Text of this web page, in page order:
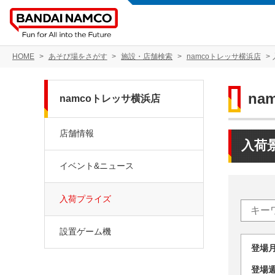
HOME あそび場をさがす 施設・店舗検索 namcoトレッサ横浜店
入荷
登
登
namcoトレッサ横浜店
店舗情報
イベント&ニュース
入荷プライズ
設置ゲーム機